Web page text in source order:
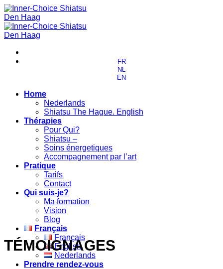
Passer
au
contenu
FR
NL
EN
Home
Nederlands
Shiatsu The Hague. English
Thérapies
Pour Qui?
Shiatsu –
Soins énergetiques
Accompagnement par l’art
Pratique
Tarifs
Contact
Qui suis-je?
Ma formation
Vision
Blog
Français
Français
English
Nederlands
Prendre rendez-vous
TÉMOIGNAGES